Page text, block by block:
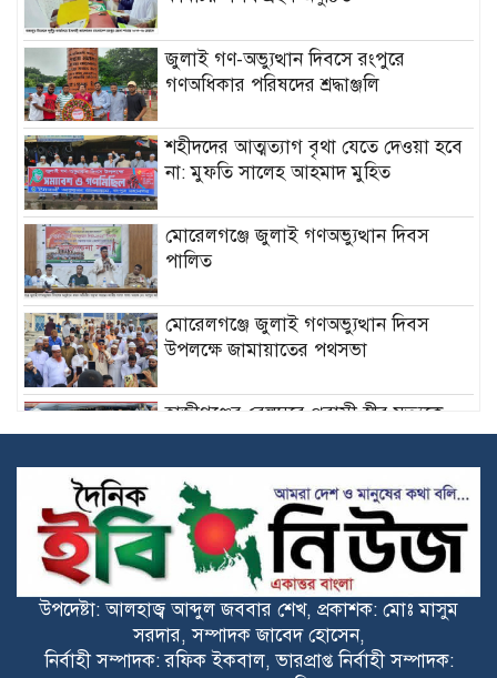
‎জুলাই গণ-অভ্যুত্থান দিবসে রংপুরে
গণঅধিকার পরিষদের শ্রদ্ধাঞ্জলি ‎
‎শহীদদের আত্মত্যাগ বৃথা যেতে দেওয়া হবে
না: মুফতি সালেহ আহমাদ মুহিত ‎
মোরেলগঞ্জে জুলাই গণঅভ্যুত্থান দিবস
পালিত
মোরেলগঞ্জে জুলাই গণঅভ্যুত্থান দিবস
উপলক্ষে জামায়াতের পথসভা
হাজীগঞ্জের বেলঘরে প্রবাসী স্ত্রীর মৃত্যুকে
ঘিরে ধোঁয়াশা, পাল্টাপাল্টি অভিযোগ
ডুমুরিয়ার আন্দুলিয়ায় বিনামূল্যে চক্ষু সেবা
ছানি রোগী বাছাই
পরিবার, সমাজ ও দেশ বাঁচাতে
ভূরুঙ্গামারীতে মাদকবিরোধী মানববন্ধন
উপদেষ্টা: আলহাজ্ব আব্দুল জববার শেখ, প্রকাশক: মোঃ মাসুম
সরদার, সম্পাদক জাবেদ হোসেন,
নির্বাহী সম্পাদক: রফিক ইকবাল, ভারপ্রাপ্ত নির্বাহী সম্পাদক: